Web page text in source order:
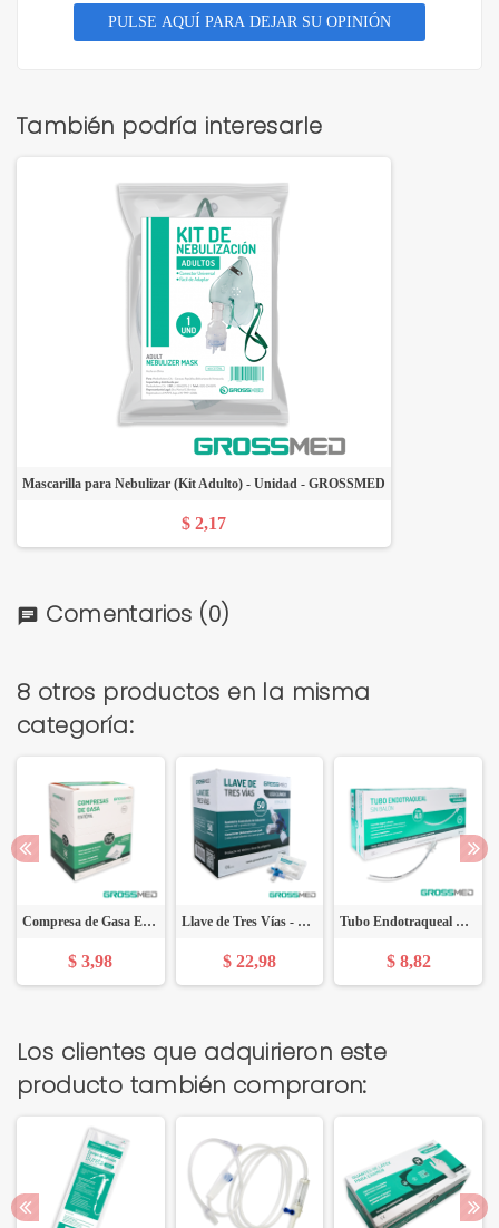
PULSE AQUÍ PARA DEJAR SU OPINIÓN
También podría interesarle
Mascarilla para Nebulizar (Kit Adulto) - Unidad - GROSSMED
$ 2,17
chat Comentarios (0)
8 otros productos en la misma
categoría:
Compresa de Gasa Estéril 2"x 2" - Caja x 25 Sobres X 2 Unidades - GROSSMED
$ 3,98
Llave de Tres Vías - Caja X 50 Unidades - GROSSMED
$ 22,98
Tubo Endotraqueal Estándar Sin Balón 4,0 mm (E) - Caja x 10 Unidades - GROSSMED
$ 8,82
Los clientes que adquirieron este
producto también compraron: